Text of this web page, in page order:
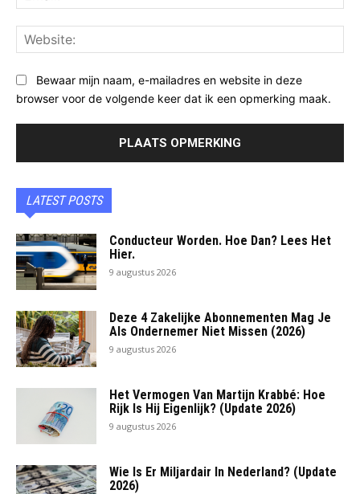
Bewaar mijn naam, e-mailadres en website in deze
browser voor de volgende keer dat ik een opmerking maak.
LATEST POSTS
Conducteur Worden. Hoe Dan? Lees Het
Hier.
9 augustus 2026
Deze 4 Zakelijke Abonnementen Mag Je
Als Ondernemer Niet Missen (2026)
9 augustus 2026
Het Vermogen Van Martijn Krabbé: Hoe
Rijk Is Hij Eigenlijk? (Update 2026)
9 augustus 2026
Wie Is Er Miljardair In Nederland? (Update
2026)